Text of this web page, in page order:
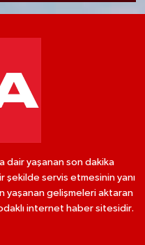
dair yaşanan son dakika
şekilde servis etmesinin yanı
yaşanan gelişmeleri aktaran
internet haber sitesidir.